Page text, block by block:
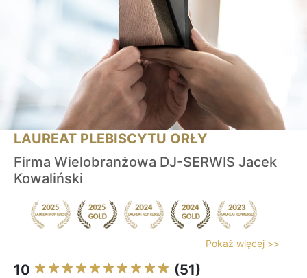
LAUREAT PLEBISCYTU ORŁY
Firma Wielobranżowa DJ-SERWIS Jacek
Kowaliński
Pokaż więcej >>
10 (51)